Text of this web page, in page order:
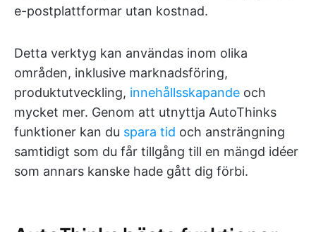
e-postplattformar utan kostnad.
Detta verktyg kan användas inom olika
områden, inklusive marknadsföring,
produktutveckling, innehållsskapande och
mycket mer. Genom att utnyttja AutoThinks
funktioner kan du spara tid och ansträngning
samtidigt som du får tillgång till en mängd idéer
som annars kanske hade gått dig förbi.